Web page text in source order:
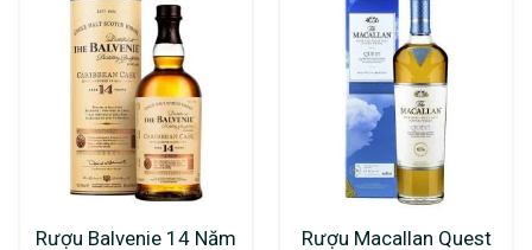
Rượu Balvenie 14 Năm
Rượu Macallan Quest